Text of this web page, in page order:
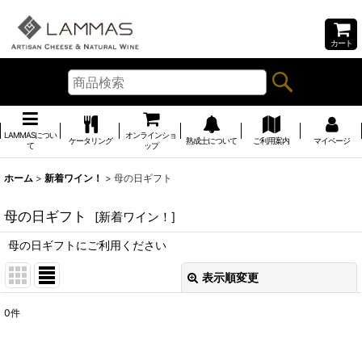
カート
LAMMASについ
て
ケータリング
オンラインショ
ップ
熟成士について ご利用案内 マイページ
ホーム > 新着ワイン！ > 母の日ギフト
母の日ギフト [新着ワイン！ ]
母の日ギフトにご利用ください
表示順変更
0件